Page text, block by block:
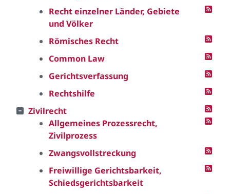
Recht einzelner Länder, Gebiete
und Völker
Römisches Recht
Common Law
Gerichtsverfassung
Rechtshilfe
Zivilrecht
Allgemeines Prozessrecht,
Zivilprozess
Zwangsvollstreckung
Freiwillige Gerichtsbarkeit,
Schiedsgerichtsbarkeit